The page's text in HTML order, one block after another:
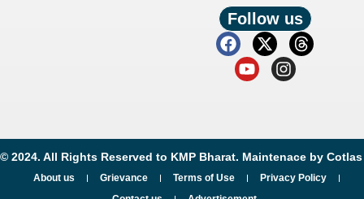
Follow us
© 2024. All Rights Reserved to KMP Bharat. Maintenace by Cotlas
About us Grievance Terms of Use
Privacy Policy